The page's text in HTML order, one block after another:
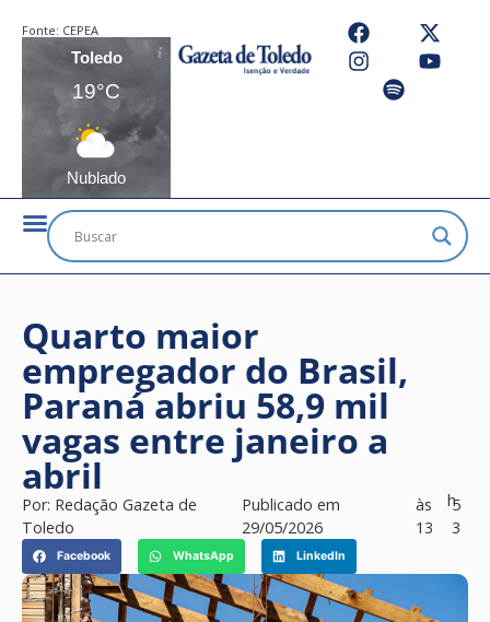
Fonte: CEPEA
Toledo
19°C
Nublado
Quarto maior
empregador do Brasil,
Paraná abriu 58,9 mil
vagas entre janeiro a
abril
Por: Redação Gazeta de
Toledo
Publicado em
29/05/2026
às
13
h5
3
Facebook WhatsApp LinkedIn